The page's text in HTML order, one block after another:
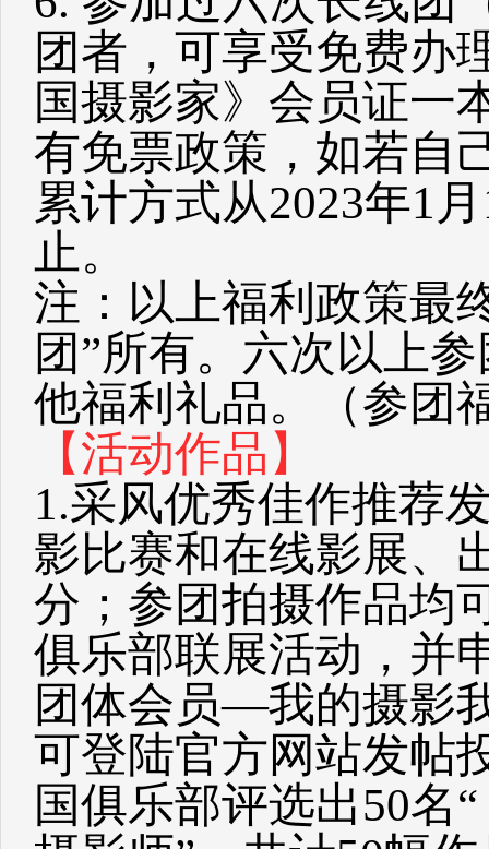
团者，可享受免费办
国摄影家》会员证一
有免票政策，如若自
累计方式从2023年1
止。
注：以上福利政策最
团”所有。六次以上
他福利礼品。（参团
【活动作品】
1.采风优秀佳作推荐
影比赛和在线影展、
分；参团拍摄作品均
俱乐部联展活动，并
团体会员—我的摄影
可登陆官方网站发帖
国俱乐部评选出50名